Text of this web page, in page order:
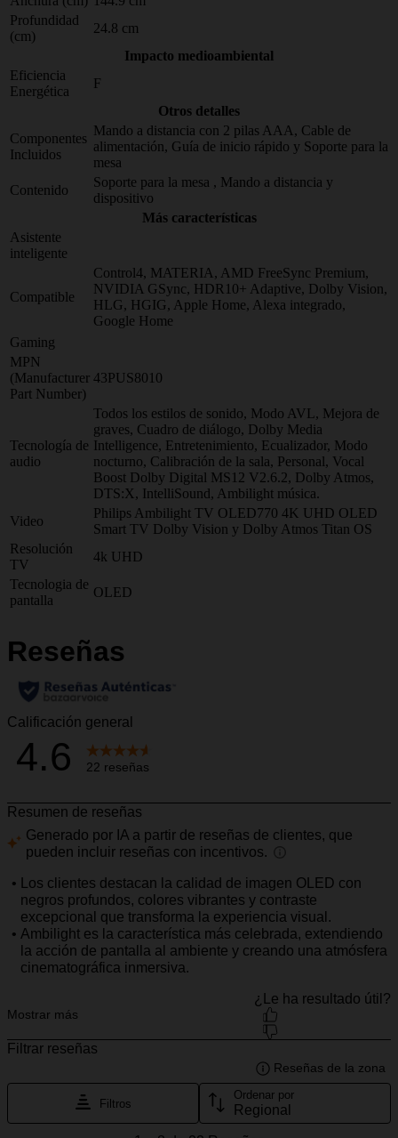
Profundidad
(cm)
24.8 cm
Impacto medioambiental
Eficiencia
Energética
F
Otros detalles
Componentes
Incluidos
Mando a distancia con 2 pilas AAA, Cable de
alimentación, Guía de inicio rápido y Soporte para la
mesa
Contenido
Soporte para la mesa , Mando a distancia y
dispositivo
Más características
Asistente
inteligente
Compatible
Control4, MATERIA, AMD FreeSync Premium,
NVIDIA GSync, HDR10+ Adaptive, Dolby Vision,
HLG, HGIG, Apple Home, Alexa integrado,
Google Home
Gaming
MPN
(Manufacturer
Part Number)
43PUS8010
Tecnología de
audio
Todos los estilos de sonido, Modo AVL, Mejora de
graves, Cuadro de diálogo, Dolby Media
Intelligence, Entretenimiento, Ecualizador, Modo
nocturno, Calibración de la sala, Personal, Vocal
Boost Dolby Digital MS12 V2.6.2, Dolby Atmos,
DTS:X, IntelliSound, Ambilight música.
Video
Philips Ambilight TV OLED770 4K UHD OLED
Smart TV Dolby Vision y Dolby Atmos Titan OS
Resolución
TV
4k UHD
Tecnologia de
pantalla
OLED